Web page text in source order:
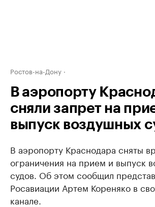
Ростов-на-Дону
В аэропорту
сняли запрет на
выпуск воздушных
В аэропорту Краснодара сняты
ограничения на прием и выпуск
судов. Об этом сообщил
Росавиации Артем Кореняко в
канале.